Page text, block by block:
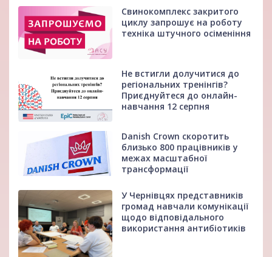
Свинокомплекс закритого
циклу запрошує на роботу
техніка штучного осіменіння
Не встигли долучитися до
регіональних тренінгів?
Приєднуйтеся до онлайн-
навчання 12 серпня
Danish Crown скоротить
близько 800 працівників у
межах масштабної
трансформації
У Чернівцях представників
громад навчали комунікації
щодо відповідального
використання антибіотиків